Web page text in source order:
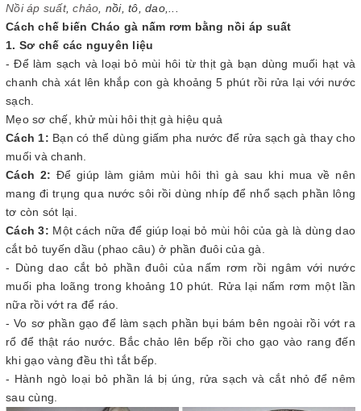
Nồi áp suất, chảo , nồi, tô, dao,...
Cách chế biến Cháo gà nấm rơm bằng nồi áp suất
1. Sơ chế các nguyên liệu
- Để làm sạch và loại bỏ mùi hôi từ thịt gà bạn dùng muối hạt và
chanh chà xát lên khắp con gà khoảng 5 phút rồi rửa lại với nước
sạch.
Mẹo sơ chế, khử mùi hôi thịt gà hiệu quả
Cách 1: Bạn có thể dùng giấm pha nước để rửa sạch gà thay cho
muối và chanh.
Cách 2: Để giúp làm giảm mùi hôi thì gà sau khi mua về nên
mang đi trụng qua nước sôi rồi dùng nhíp để nhổ sạch phần lông
tơ còn sót lại.
Cách 3: Một cách nữa để giúp loại bỏ mùi hôi của gà là dùng dao
cắt bỏ tuyến dầu (phao câu) ở phần đuôi của gà.
- Dùng dao cắt bỏ phần đuôi của nấm rơm rồi ngâm với nước
muối pha loãng trong khoảng 10 phút. Rửa lại nấm rơm một lần
nữa rồi vớt ra để ráo.
- Vo sơ phần gạo để làm sạch phần bụi bám bên ngoài rồi vớt ra
rổ để thật ráo nước. Bắc chảo lên bếp rồi cho gạo vào rang đến
khi gạo vàng đều thì tắt bếp.
- Hành ngò loại bỏ phần lá bị úng, rửa sạch và cắt nhỏ để nêm
sau cùng.